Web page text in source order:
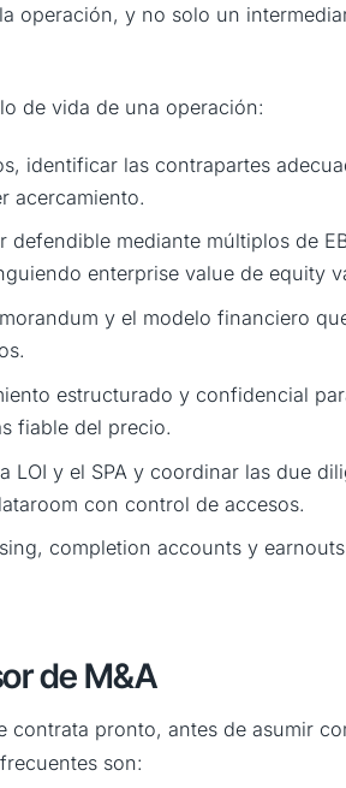
operación, y no solo un
de vida de una operación:
identificar las contrapartes
acercamiento.
mediante múltiplos de
enterprise value de equity
y el modelo financiero
estructurado y confidencial
fiable del precio.
LOI y el SPA y coordinar las due
con control de accesos.
completion accounts y
de M&A
pronto, antes de asumir
son: